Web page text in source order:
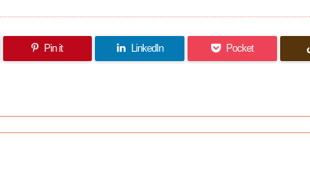
Pin it LinkedIn Pocket